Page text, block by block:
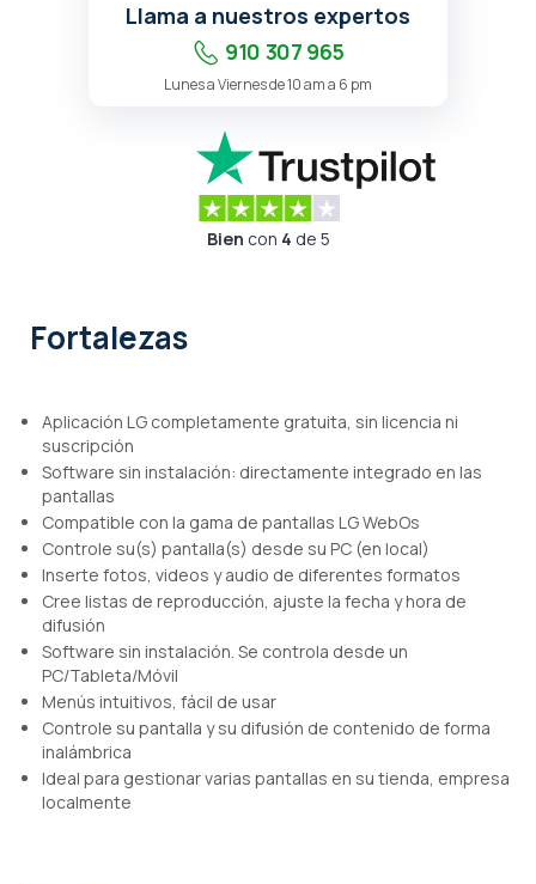
Llama a nuestros expertos
910 307 965
Lunes a Viernes de 10 am a 6 pm
Bien con 4 de 5
Fortalezas
Aplicación LG completamente gratuita, sin licencia ni
suscripción
Software sin instalación: directamente integrado en las
pantallas
Compatible con la gama de pantallas LG WebOs
Controle su(s) pantalla(s) desde su PC (en local)
Inserte fotos, videos y audio de diferentes formatos
Cree listas de reproducción, ajuste la fecha y hora de
difusión
Software sin instalación. Se controla desde un
PC/Tableta/Móvil
Menús intuitivos, fácil de usar
Controle su pantalla y su difusión de contenido de forma
inalámbrica
Ideal para gestionar varias pantallas en su tienda, empresa
localmente